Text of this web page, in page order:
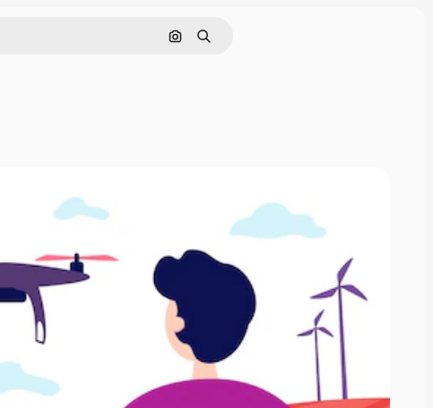
Поиск по изображению
Поиск